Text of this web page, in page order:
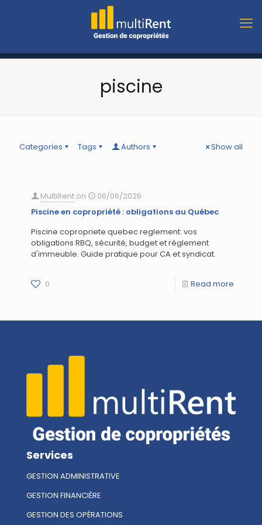
piscine
Categories Tags Authors Show all
MultiRent on
06/06/2026
Piscine en copropriété : obligations au Québec
Piscine copropriete quebec reglement: vos
obligations RBQ, sécurité, budget et règlement
d'immeuble. Guide pratique pour CA et syndicat.
0 Read more
Services
GESTION ADMINISTRATIVE
GESTION FINANCIÈRE
GESTION DES OPÉRATIONS